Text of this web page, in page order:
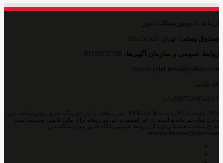
ارتباط با موتورسیکلت نیوز
صندوق پستی: تهران 565-19575
روایط عمومی و سازمان آگهی‌ها:
motorcyclet.news@yahoo.com
کد شامد
1-1-288752-65-0-11
All Rights Reserved, © Copyright 2021 | نشر مطالب با ذکر نام پایگاه خبری موتورسیکلت نیوز
و درج لینک خبر بلامانع است. در غیر اینصورت حق این رسانه برای پیگرد قانونی محفوظ است
طراح سایت: محمدعلی نژادیان | روابط عمومی پایگاه خبری موتورسیکلت‌نیوز:
motorcyclet.news@yahoo.com